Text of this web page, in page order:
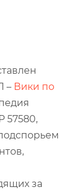
– Вики по
57580,
за